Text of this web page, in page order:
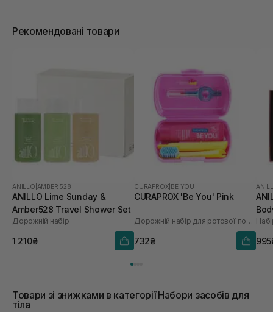
Рекомендовані товари
ANILLO AMBER 528
ANILLO Lime Sunday &
Amber528 Travel Shower Set
Дорожній набір
1 210₴
CURAPROX BE YOU
CURAPROX 'Be You' Pink
Дорожній набір для ротової порожнини
732₴
Товари зі знижками в категорії Набори засобів для
тіла